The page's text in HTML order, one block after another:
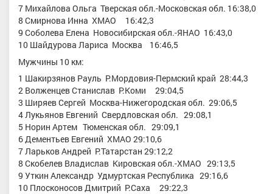
7 Михайлова Ольга Тверская обл.-Московская обл. 16:38,0
8 Смирнова Инна ХМАО 16:42,3
9 Соболева Елена Новосибирская обл.-ЯНАО 16:43,0
10 Шайдурова Лариса Москва 16:46,5
Мужчины 10 км:
1 Шакирзянов Рауль Р.Мордовия-Пермский край 28:44,3
2 Волженцев Станислав Р.Коми 29:04,5
3 Ширяев Сергей Москва-Нижегородская обл. 29:06,5
4 Лукьянов Евгений Свердловская обл. 29:08,1
5 Норин Артем Тюменская обл. 29:09,1
6 Дементьев Евгений ХМАО 29:10,6
7 Ларьков Андрей Р.Татарстан 29:12,2
8 Скобелев Владислав Кировская обл.-ХМАО 29:13,5
9 Уткин Александр Удмуртская Республика 29:16,6
10 Плосконосов Дмитрий Р.Саха 29:22,3
Александр Васильевич
мастер спорта, Северо-
Ленинградская область/
Ненецкий АО
Спицов Денис Сергеевич
Заслуженный мастер спорта
Тюменская область г. Тюмень